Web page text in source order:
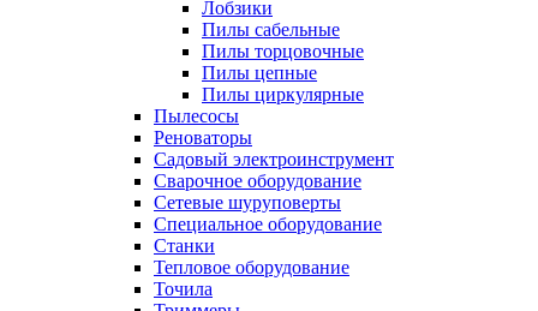
Лобзики
Пилы сабельные
Пилы торцовочные
Пилы цепные
Пилы циркулярные
Пылесосы
Реноваторы
Садовый электроинструмент
Сварочное оборудование
Сетевые шуруповерты
Специальное оборудование
Станки
Тепловое оборудование
Точила